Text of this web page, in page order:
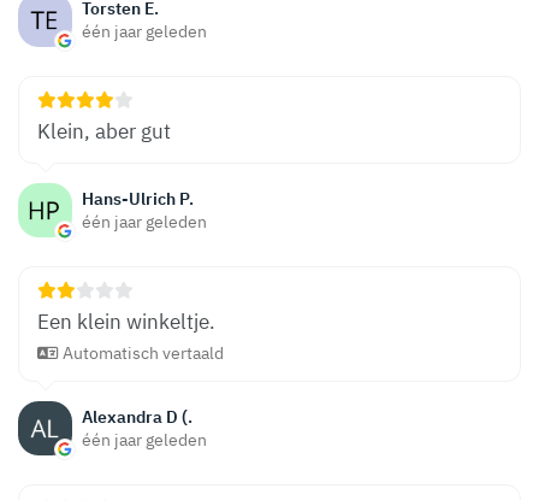
Torsten E.
één jaar geleden
Hans-Ulrich P.
één jaar geleden
Klein, aber gut
Alexandra D (.
één jaar geleden
Een klein winkeltje.
Automatisch vertaald